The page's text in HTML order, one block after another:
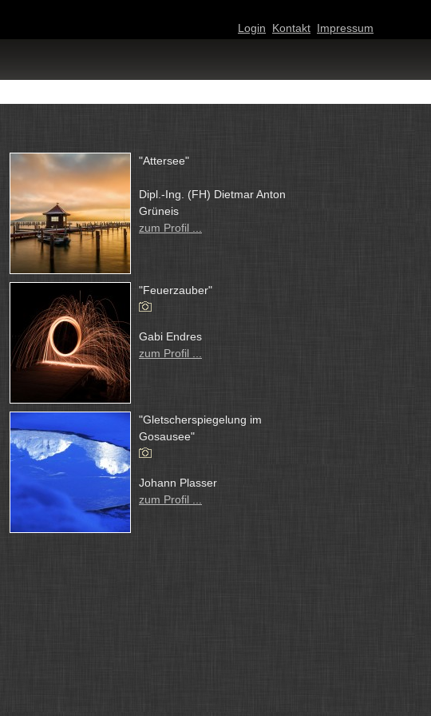
Login Kontakt Impressum
"Attersee"
Dipl.-Ing. (FH) Dietmar Anton
Grüneis
zum Profil ...
"Feuerzauber"
Gabi Endres
zum Profil ...
"Gletscherspiegelung im
Gosausee"
Johann Plasser
zum Profil ...